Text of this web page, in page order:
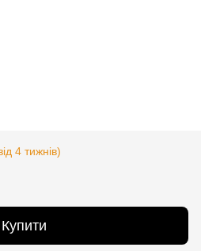
4 тижнів)
Купити